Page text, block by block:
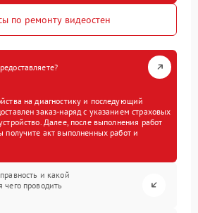
по ремонту видеостен
на диагностику и последующий
заказ-наряд с указанием страховых
Далее, после выполнения работ
получите акт выполненных работ и
и какой
проводить